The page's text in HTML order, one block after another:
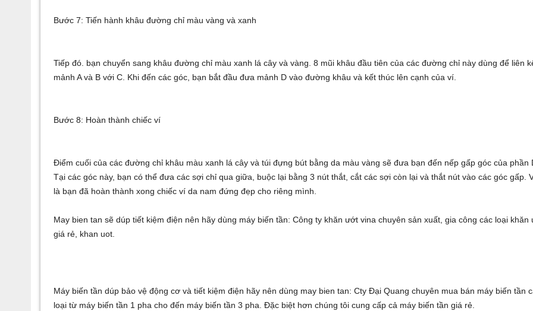
Bước 7: Tiến hành khâu đường chỉ màu vàng và xanh
Tiếp đó. bạn chuyển sang khâu đường chỉ màu xanh lá cây và vàng. 8 mũi khâu đầu tiên của các đường chỉ này dùng để liên
mảnh A và B với C. Khi đến các góc, bạn bắt đầu đưa mảnh D vào đường khâu và kết thúc lên cạnh của ví.
Bước 8: Hoàn thành chiếc ví
Điểm cuối của các đường chỉ khâu màu xanh lá cây vàtúi đựng bút bằng da màu vàng sẽ đưa bạn đến nếp gấp góc của phần
Tại các góc này, bạn có thể đưa các sợi chỉ qua giữa, buộc lại bằng 3 nút thắt, cắt các sợi còn lại và thắt nút vào các góc gấp.
là bạn đã hoàn thành xong chiếc ví da nam đứng đẹp cho riêng mình.
May bien tan sẽ dúp tiết kiệm điện nên hãy dùng máy biến tần: Công ty khăn ướt vina chuyên sản xuất, gia công các loại khăn
giá rẻ, khan uot.
Máy biến tần dúp bảo vệ động cơ và tiết kiệm điện hãy nên dùng may bien tan: Cty Đại Quang chuyên mua bán máy biến tần
loại từ máy biến tần 1 pha cho đến máy biến tần 3 pha. Đặc biệt hơn chúng tôi cung cấp cả máy biến tần giá rẻ.